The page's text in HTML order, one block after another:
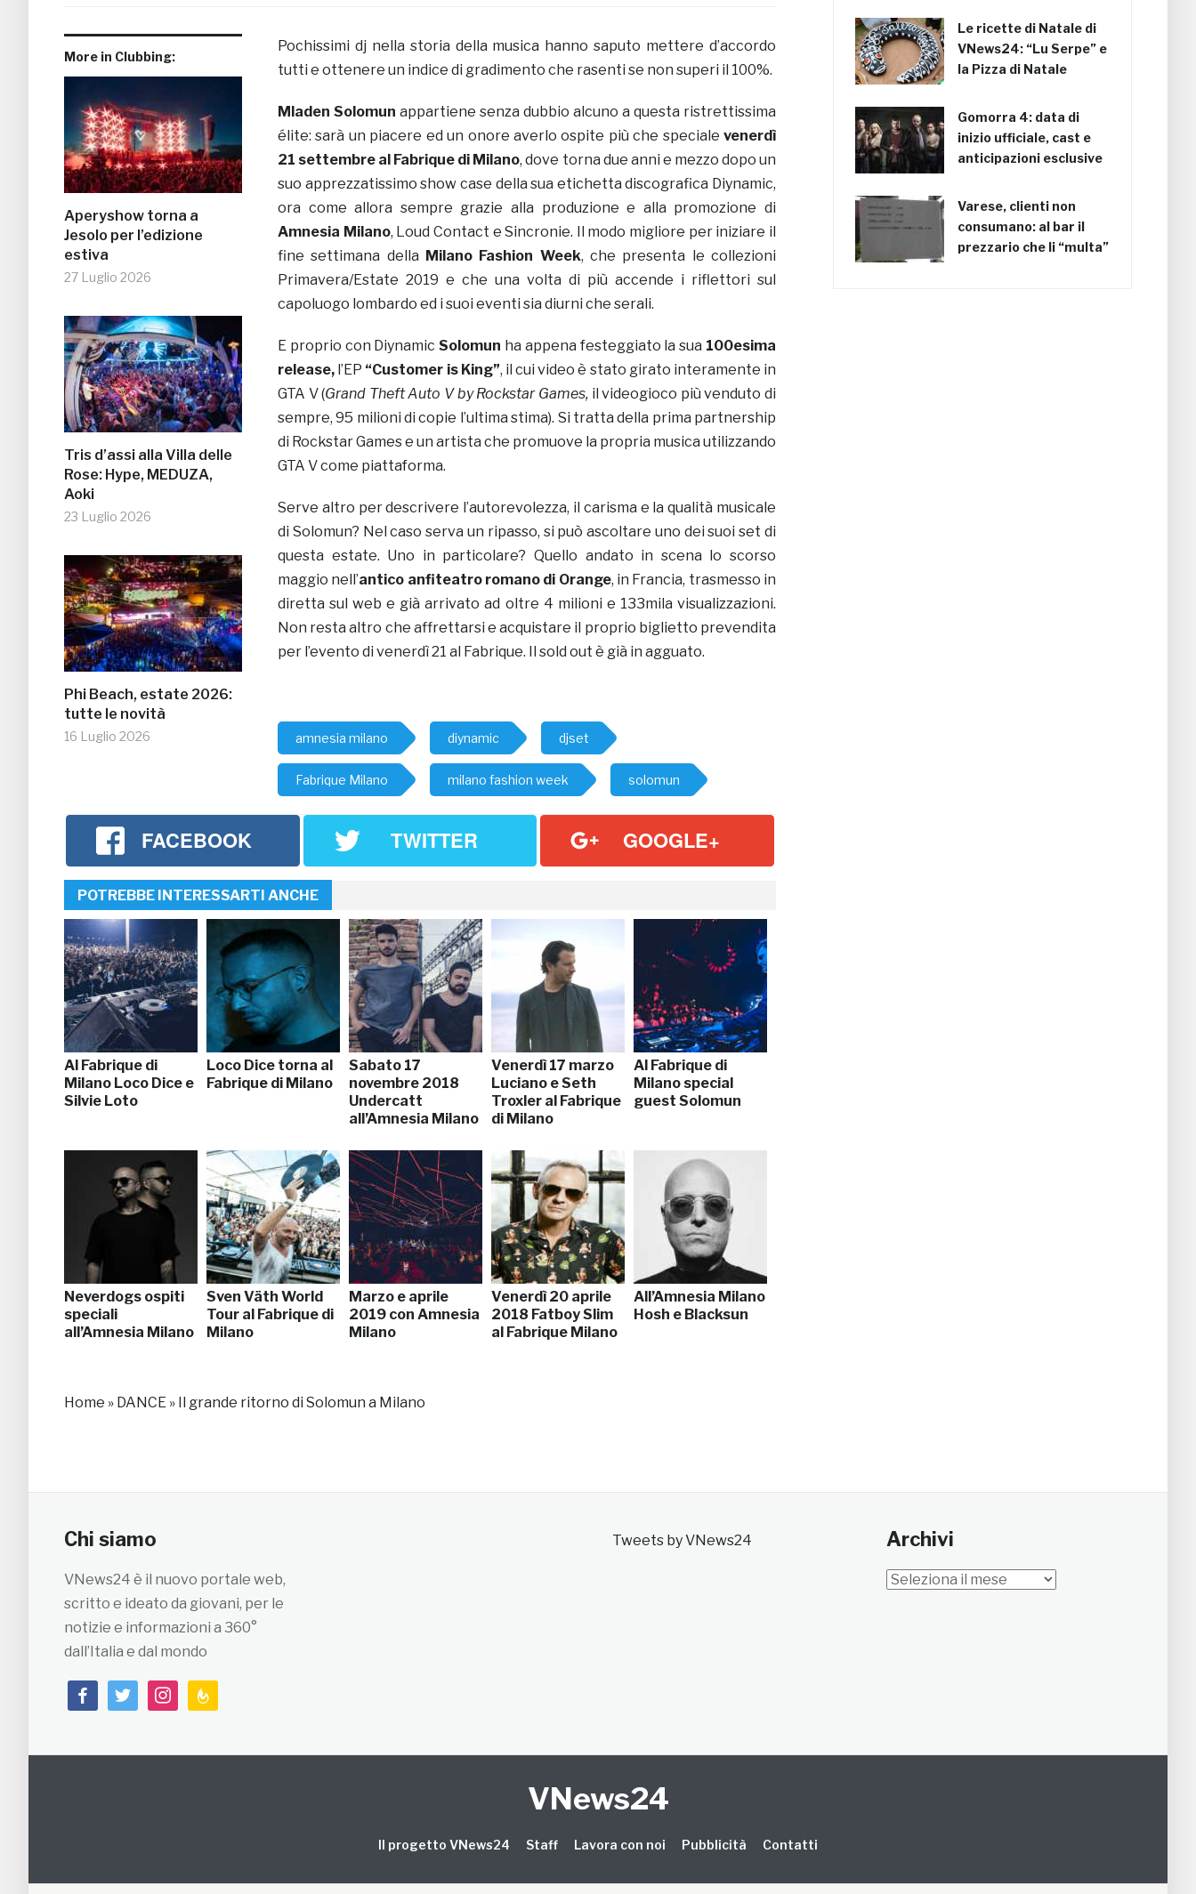
More in Clubbing:
Aperyshow torna a
Jesolo per l’edizione
estiva
27 Luglio 2026
Tris d’assi alla Villa delle
Rose: Hype, MEDUZA,
Aoki
23 Luglio 2026
Phi Beach, estate 2026:
tutte le novità
16 Luglio 2026
Pochissimi dj nella storia della musica hanno saputo mettere d’accordo
tutti e ottenere un indice di gradimento che rasenti se non superi il 100%.
Mladen Solomun appartiene senza dubbio alcuno a questa ristrettissima
élite: sarà un piacere ed un onore averlo ospite più che speciale venerdì
21 settembre al Fabrique di Milano, dove torna due anni e mezzo dopo un
suo apprezzatissimo show case della sua etichetta discografica Diynamic,
ora come allora sempre grazie alla produzione e alla promozione di
Amnesia Milano, Loud Contact e Sincronie. Il modo migliore per iniziare il
fine settimana della Milano Fashion Week, che presenta le collezioni
Primavera/Estate 2019 e che una volta di più accende i riflettori sul
capoluogo lombardo ed i suoi eventi sia diurni che serali.
E proprio con DiynamicSolomun ha appena festeggiato la sua 100esima
release, l’EP “Customer is King”, il cui video è stato girato interamente in
GTA V (Grand Theft Auto V by Rockstar Games, il videogioco più venduto di
sempre, 95 milioni di copie l’ultima stima). Si tratta della prima partnership
di Rockstar Games e un artista che promuove la propria musica utilizzando
GTA V come piattaforma.
Serve altro per descrivere l’autorevolezza, il carisma e la qualità musicale
di Solomun? Nel caso serva un ripasso, si può ascoltare uno dei suoi set di
questa estate. Uno in particolare? Quello andato in scena lo scorso
maggio nell’antico anfiteatro romano di Orange, in Francia, trasmesso in
diretta sul web e già arrivato ad oltre 4 milioni e 133mila visualizzazioni.
Non resta altro che affrettarsi e acquistare il proprio biglietto prevendita
per l’evento di venerdì 21 al Fabrique. Il sold out è già in agguato.
amnesia milano diynamic djset
Fabrique Milano milano fashion week solomun
FACEBOOK TWITTER GOOGLE+
POTREBBE INTERESSARTI ANCHE
Al Fabrique di
Milano Loco Dice e
Silvie Loto
Loco Dice torna al
Fabrique di Milano
Sabato 17
novembre 2018
Undercatt
all’Amnesia Milano
Venerdì 17 marzo
Luciano e Seth
Troxler al Fabrique
di Milano
Al Fabrique di
Milano special
guest Solomun
Neverdogs ospiti
speciali
all’Amnesia Milano
Sven Väth World
Tour al Fabrique di
Milano
Marzo e aprile
2019 con Amnesia
Milano
Venerdì 20 aprile
2018 Fatboy Slim
al Fabrique Milano
All’Amnesia Milano
Hosh e Blacksun
Home » DANCE » Il grande ritorno di Solomun a Milano
Le ricette di Natale di
VNews24: “Lu Serpe” e
la Pizza di Natale
Gomorra 4: data di
inizio ufficiale, cast e
anticipazioni esclusive
Varese, clienti non
consumano: al bar il
prezzario che li “multa”
Chi siamo
VNews24 è il nuovo portale web,
scritto e ideato da giovani, per le
notizie e informazioni a 360°
dall’Italia e dal mondo
facebooktwitterinstagramfeedburner
Tweets by VNews24 Archivi
Archivi
VNews24
Il progetto VNews24 Staff Lavora con noi Pubblicità Contatti